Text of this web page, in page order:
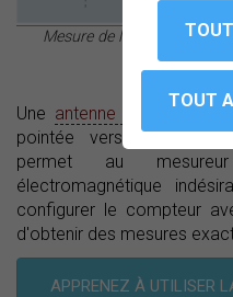
Mesure de l'intensité du
mesureurs
Une antenne étalon (par
pointée vers l'unité
permet au
électromagnétique
configurer le compteur
d'obtenir des mesures
APPRENEZ À UTILISER